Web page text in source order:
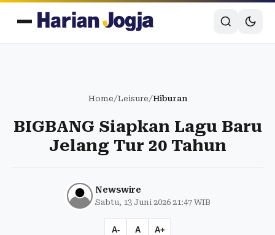
Home/Leisure/Hiburan
BIGBANG Siapkan Lagu Baru
Jelang Tur 20 Tahun
Newswire
Sabtu, 13 Juni 2026 21:47 WIB
A- A A+